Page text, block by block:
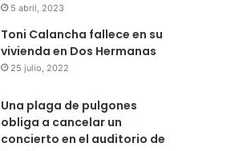
5 abril, 2023
Toni Calancha fallece en su
vivienda en Dos Hermanas
25 julio, 2022
Una plaga de pulgones
obliga a cancelar un
concierto en el auditorio de